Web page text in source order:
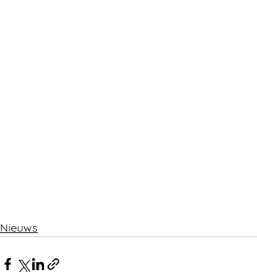
Nieuws